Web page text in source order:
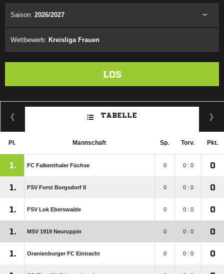
Saison: 2026/2027
Wettbewerb: Kreisliga Frauen
LOS
TABELLE
Pl. Mannschaft Sp. Torv. Pkt.
1. FC Falkenthaler Füchse 0 0 : 0 0
1. FSV Forst Borgsdorf II 0 0 : 0 0
1. FSV Lok Eberswalde 0 0 : 0 0
1. MSV 1919 Neuruppin 0 0 : 0 0
1. Oranienburger FC Eintracht 0 0 : 0 0